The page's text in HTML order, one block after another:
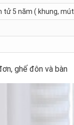
tử 5 năm ( khung,
ghế đôn và bàn